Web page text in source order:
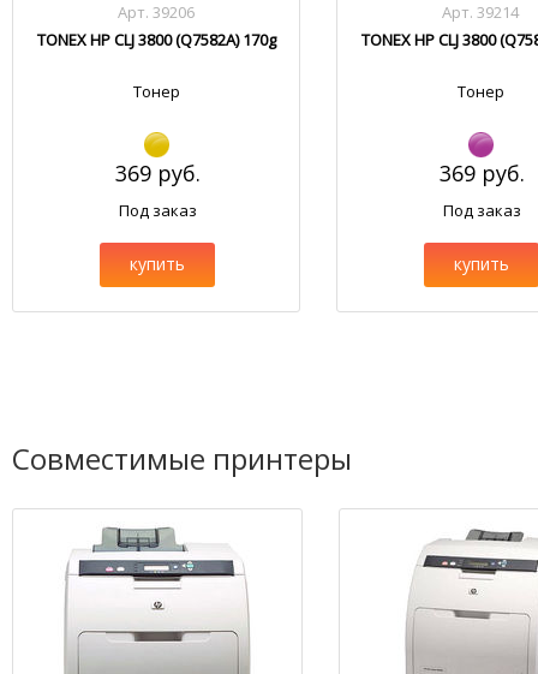
Арт. 39206
TONEX HP CLJ 3800 (Q7582A) 170g
Тонер
369 руб.
Под заказ
купить
Арт. 39214
TONEX HP CLJ 3800
Тонер
369 руб.
Под заказ
купить
Совместимые принтеры